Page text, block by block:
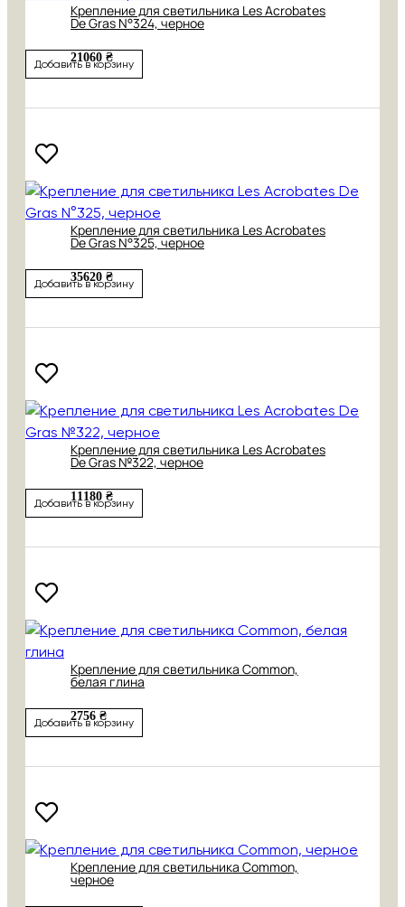
Крепление для светильника Les Acrobates
De Gras N°324, черное
21060 ₴
Добавить в корзину
Крепление для светильника Les Acrobates
De Gras N°325, черное
35620 ₴
Добавить в корзину
Крепление для светильника Les Acrobates
De Gras №322, черное
11180 ₴
Добавить в корзину
Крепление для светильника Common,
белая глина
2756 ₴
Добавить в корзину
Крепление для светильника Common,
черное